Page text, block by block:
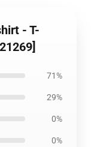
- T-
71%
29%
0%
0%